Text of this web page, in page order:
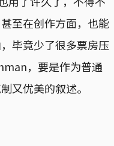
至在创作方面，也能
毕竟少了很多票房压
，要是作为普通
又优美的叙述。